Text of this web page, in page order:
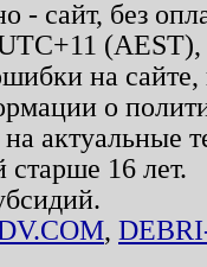
- сайт, без
на
о
актуальные
16 лет.
,